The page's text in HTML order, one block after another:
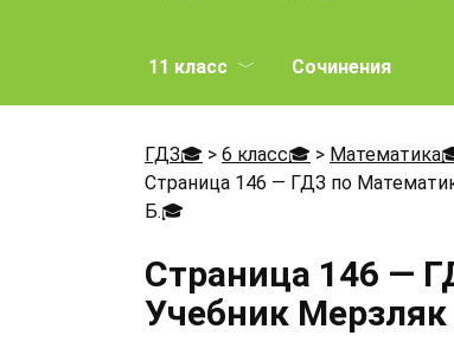
11 класс Сочинения
ГДЗ🎓 > 6 класс🎓 >
Страница 146 — ГДЗ по
Б.🎓
Страница 146 —
Учебник